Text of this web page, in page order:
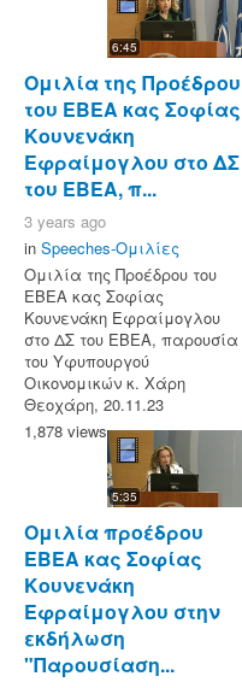
6:45
Ομιλία της Προέδρου
του ΕΒΕΑ κας Σοφίας
Κουνενάκη
Εφραίμογλου στο ΔΣ
του ΕΒΕΑ, π...
3 years ago
in Speeches-Ομιλίες
Ομιλία της Προέδρου του
ΕΒΕΑ κας Σοφίας
Κουνενάκη Εφραίμογλου
στο ΔΣ του ΕΒΕΑ, παρουσία
του Υφυπουργού
Οικονομικών κ. Χάρη
Θεοχάρη, 20.11.23
1,878 views
5:35
Ομιλία προέδρου
ΕΒΕΑ κας Σοφίας
Κουνενάκη
Εφραίμογλου στην
εκδήλωση
"Παρουσίαση...